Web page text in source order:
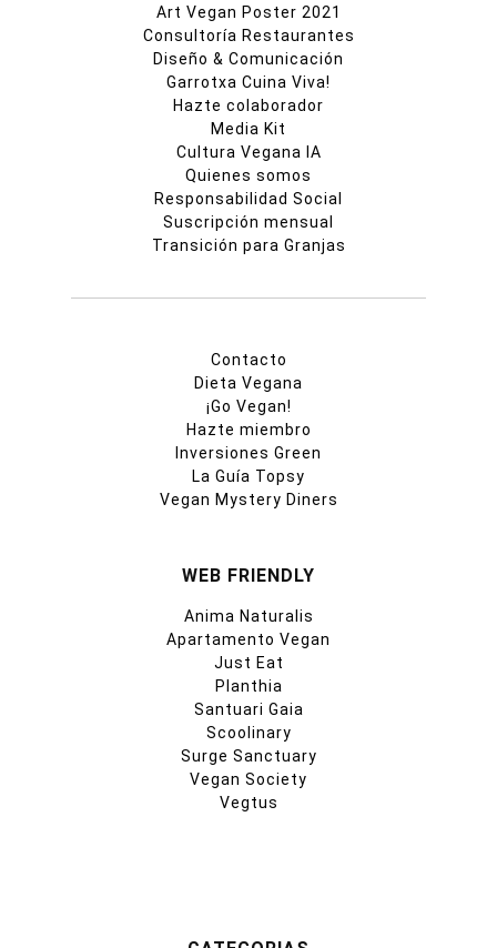
Art Vegan Poster 2021
Consultoría Restaurantes
Diseño & Comunicación
Garrotxa Cuina Viva!
Hazte colaborador
Media Kit
Cultura Vegana IA
Quienes somos
Responsabilidad Social
Suscripción mensual
Transición para Granjas
Contacto
Dieta Vegana
¡Go Vegan!
Hazte miembro
Inversiones Green
La Guía Topsy
Vegan Mystery Diners
WEB FRIENDLY
Anima Naturalis
Apartamento Vegan
Just Eat
Planthia
Santuari Gaia
Scoolinary
Surge Sanctuary
Vegan Society
Vegtus